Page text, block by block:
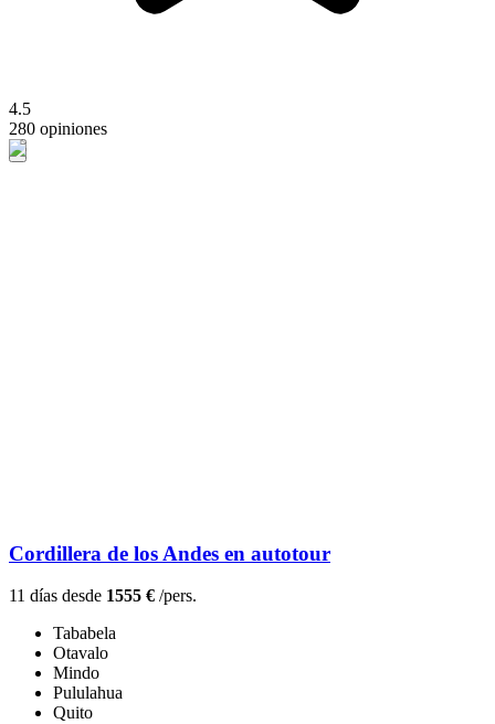
4.5
280 opiniones
Cordillera de los Andes en autotour
11 días desde 1555 € /pers.
Tababela
Otavalo
Mindo
Pululahua
Quito